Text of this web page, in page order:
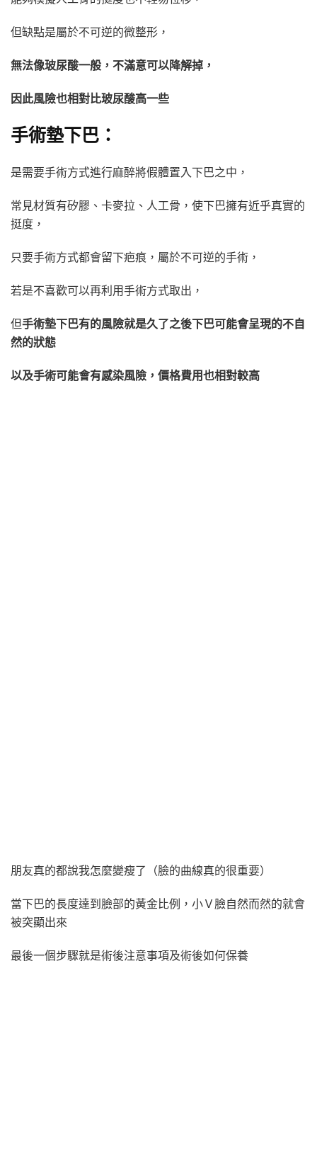
但缺點是屬於不可逆的微整形，
無法像玻尿酸一般，不滿意可以降解掉，
因此風險也相對比玻尿酸高一些
手術墊下巴：
是需要手術方式進行麻醉將假體置入下巴之中，
常見材質有矽膠、卡麥拉、人工骨，使下巴擁有近乎真實的
挺度，
只要手術方式都會留下疤痕，屬於不可逆的手術，
若是不喜歡可以再利用手術方式取出，
但手術墊下巴有的風險就是久了之後下巴可能會呈現的不自
然的狀態
以及手術可能會有感染風險，價格費用也相對較高
朋友真的都說我怎麼變瘦了（臉的曲線真的很重要）
當下巴的長度達到臉部的黃金比例，小Ｖ臉自然而然的就會
被突顯出來
最後一個步驟就是術後注意事項及術後如何保養